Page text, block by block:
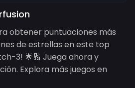
obtener puntuaciones más
de estrellas en este top
3! 🌟🔢 Juega ahora y
Explora más juegos en